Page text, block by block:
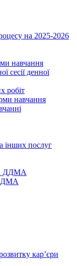
на 2025-2026
навчання
сесії денної
робіт
навчання
інших послуг
ДДМА
кар’єри